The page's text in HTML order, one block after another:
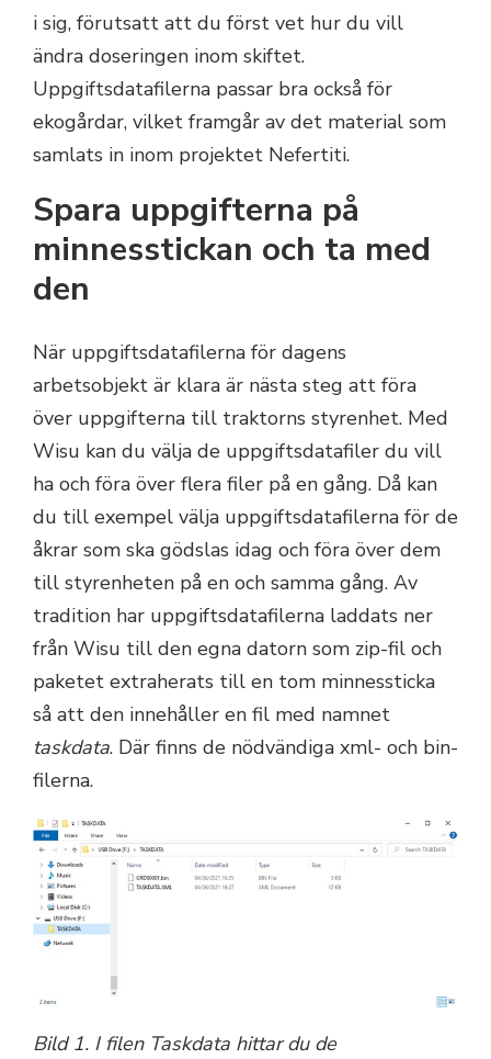
i sig, förutsatt att du först vet hur du vill
ändra doseringen inom skiftet.
Uppgiftsdatafilerna passar bra också för
ekogårdar, vilket framgår av det material som
samlats in inom projektet Nefertiti.
Spara uppgifterna på
minnesstickan och ta med
den
När uppgiftsdatafilerna för dagens
arbetsobjekt är klara är nästa steg att föra
över uppgifterna till traktorns styrenhet. Med
Wisu kan du välja de uppgiftsdatafiler du vill
ha och föra över flera filer på en gång. Då kan
du till exempel välja uppgiftsdatafilerna för de
åkrar som ska gödslas idag och föra över dem
till styrenheten på en och samma gång. Av
tradition har uppgiftsdatafilerna laddats ner
från Wisu till den egna datorn som zip-fil och
paketet extraherats till en tom minnessticka
så att den innehåller en fil med namnet
taskdata. Där finns de nödvändiga xml- och bin-
filerna.
Bild 1. I filen Taskdata hittar du de